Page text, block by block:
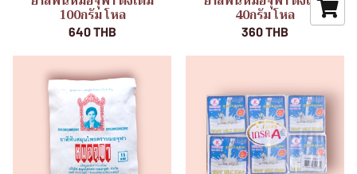
100กรัม โหล
640 THB
40กรัม โหล
360 THB